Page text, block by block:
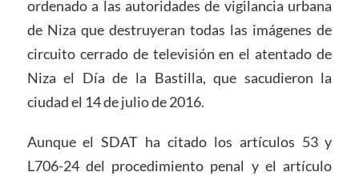
ordenado a las autoridades de vigilancia urbana
de Niza que destruyeran todas las imágenes de
circuito cerrado de televisión en el atentado de
Niza el Día de la Bastilla, que sacudieron la
ciudad el 14 de julio de 2016.
Aunque el SDAT ha citado los artículos 53 y
L706-24 del procedimiento penal y el artículo